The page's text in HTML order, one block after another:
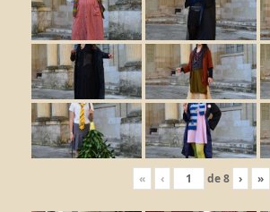
« ‹ de8 › »